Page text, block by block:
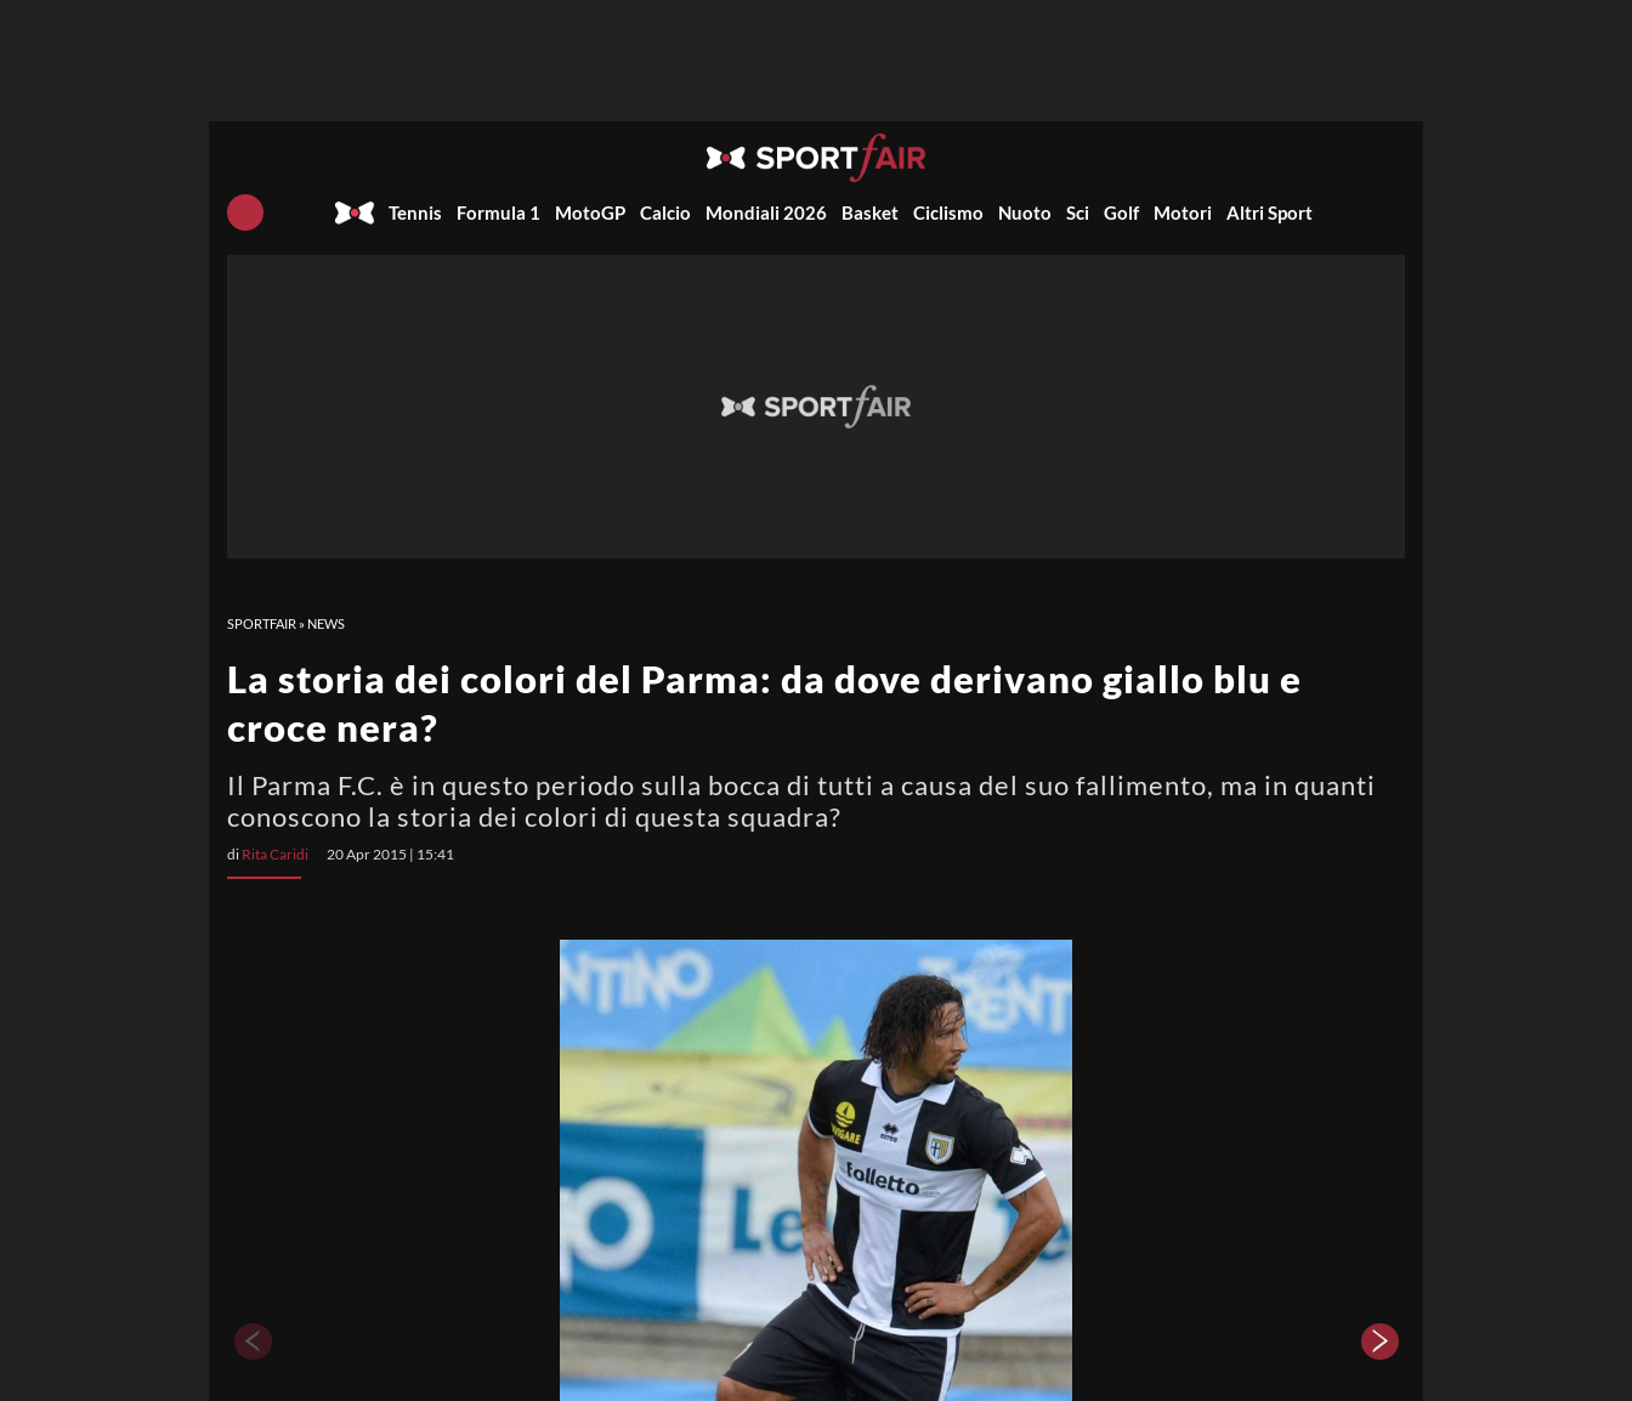
Tennis Formula 1 MotoGP Calcio Mondiali 2026 Basket Ciclismo Nuoto Sci Golf Motori Altri Sport
SPORTFAIR » NEWS
La storia dei colori del Parma: da dove derivano giallo blu e
croce nera?
Il Parma F.C. è in questo periodo sulla bocca di tutti a causa del suo fallimento, ma in quanti
conoscono la storia dei colori di questa squadra?
di Rita Caridi 20 Apr 2015 | 15:41